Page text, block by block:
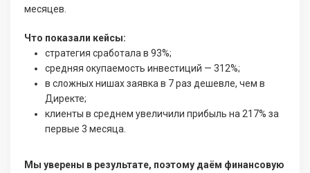
месяцев.
Что показали кейсы:
стратегия сработала в 93%;
средняя окупаемость инвестиций — 312%;
в сложных нишах заявка в 7 раз дешевле, чем в
Директе;
клиенты в среднем увеличили прибыль на 217% за
первые 3 месяца.
Мы уверены в результате, поэтому даём финансовую